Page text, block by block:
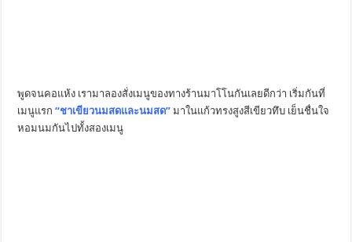
พูดจนคอแห้ง เรามาลองสั่งเมนูของทางร้านมาโโนกันเลยดีกว่า เริ่มกันที่
เมนูแรก“ชาเขียวนมสดและนมสด” มาในแก้วทรงสูงสีเขียวทึบ เย็นชื่นใจ
หอมนมกันไปทั้งสองเมนู